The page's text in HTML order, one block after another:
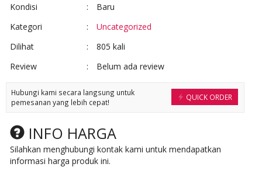
Kondisi
:
Baru
Kategori
:
Uncategorized
Dilihat
:
805 kali
Review
: Belum ada review
QUICK ORDER
Hubungi kami secara langsung untuk
pemesanan yang lebih cepat!
INFO HARGA
Silahkan menghubungi kontak kami untuk mendapatkan
informasi harga produk ini.